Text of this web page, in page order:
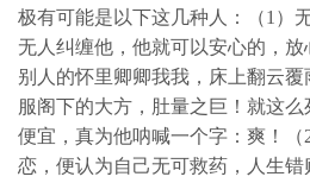
极有可能是以下这几种人：（1）
无人纠缠他，他就可以安心的，
别人的怀里卿卿我我，床上翻云
服阁下的大方，肚量之巨！就这
便宜，真为他呐喊一个字：爽！
恋，便认为自己无可救药，人生